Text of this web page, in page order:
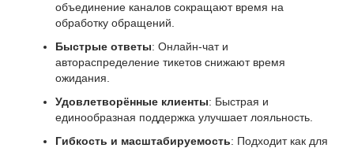
объединение каналов сокращают время на
обработку обращений.
Быстрые ответы: Онлайн-чат и
автораспределение тикетов снижают время
ожидания.
Удовлетворённые клиенты: Быстрая и
единообразная поддержка улучшает лояльность.
Гибкость и масштабируемость: Подходит как для